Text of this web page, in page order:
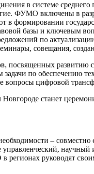
в системе
ФУМО включены в
в формировании
базы и ключевым
по
совещания,
посвященных
по обеспечению
вопросы цифровой
станет
–
научный
руководят